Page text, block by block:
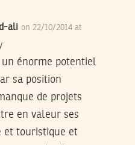
ali on 22/10/2014 at
un énorme potentiel
sa position
de projets
en valeur ses
et touristique et